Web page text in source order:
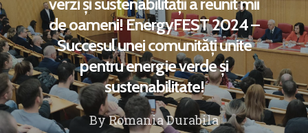
de oameni! EnergyFEST 2024 –
Succesul unei comunități unite
pentru energie verde și
sustenabilitate!
ByRomania Durabila